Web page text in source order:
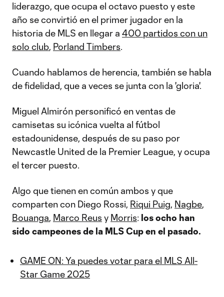
liderazgo, que ocupa el octavo puesto y este
año se convirtió en el primer jugador en la
historia de MLS en llegar a 400 partidos con un
solo club, Porland Timbers.
Cuando hablamos de herencia, también se habla
de fidelidad, que a veces se junta con la 'gloria'.
Miguel Almirón personificó en ventas de
camisetas su icónica vuelta al fútbol
estadounidense, después de su paso por
Newcastle United de la Premier League, y ocupa
el tercer puesto.
Algo que tienen en común ambos y que
comparten con Diego Rossi, Riqui Puig, Nagbe,
Bouanga, Marco Reus y Morris: los ocho han
sido campeones de la MLS Cup en el pasado.
GAME ON: Ya puedes votar para el MLS All-
Star Game 2025